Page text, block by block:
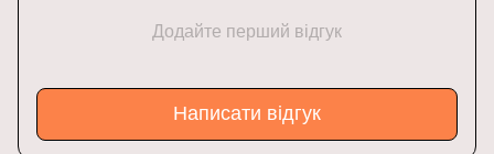
Додайте перший відгук
Написати відгук